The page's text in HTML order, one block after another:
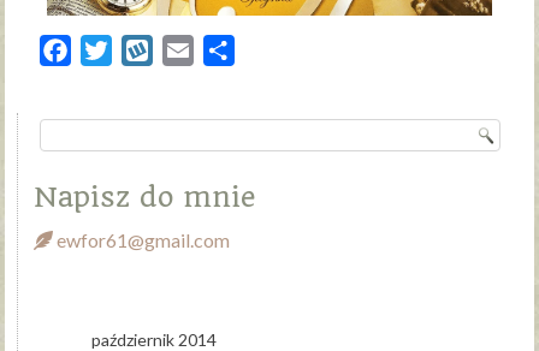
FacebookTwitterWykopEmail
Napisz do mnie
ewfor61@gmail.com
październik 2014